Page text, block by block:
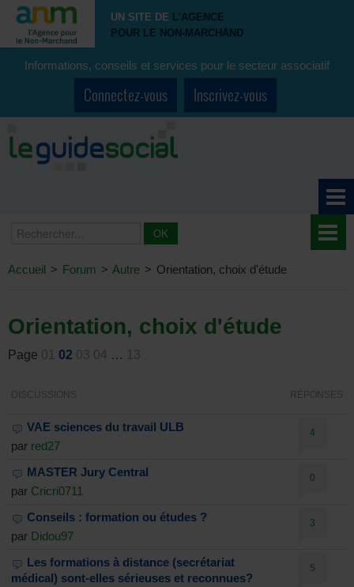
UN SITE DE L'AGENCE
POUR LE NON-MARCHAND
Informations, conseils et services pour le secteur associatif
Connectez-vous Inscrivez-vous
Accueil > Forum > Autre > Orientation, choix d'étude
Orientation, choix d'étude
Page 01 02 03 04 … 13
DISCUSSIONS RÉPONSES
VAE sciences du travail ULB
par red27
4
MASTER Jury Central
par Cricri0711
0
Conseils : formation ou études ?
par Didou97
3
Les formations à distance (secrétariat
médical) sont-elles sérieuses et reconnues?
5